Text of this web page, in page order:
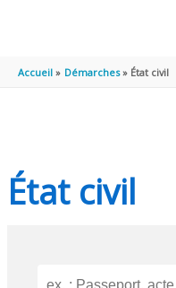
Accueil Démarches État civil
État civil